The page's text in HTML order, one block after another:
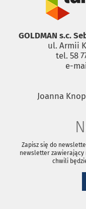
GOLDMAN s.c.
ul. Armii
tel. 58
e-
Joanna
Zapisz się do
newsletter zawierający
chwili